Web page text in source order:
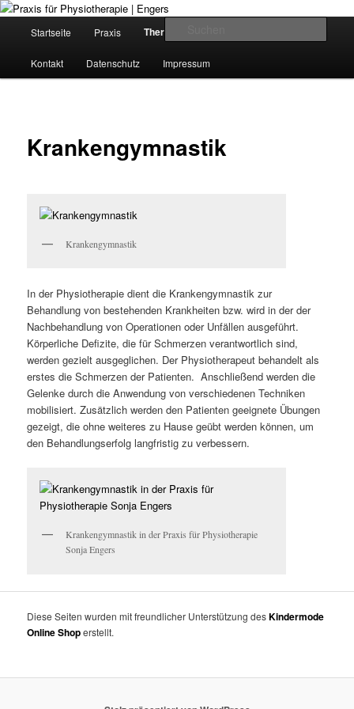
Zum
wechseln
Praxis für Physiotherapie | Engers
Krankengymnastik in Girod-Kleinholbach
p
Startseite Praxis Therapieangebote
Kontakt Datenschutz Impressum
Krankengymnastik
Krankengymnastik
In der Physiotherapie dient die Krankengymnastik zur
Behandlung von bestehenden Krankheiten bzw. wird in der der
Nachbehandlung von Operationen oder Unfällen ausgeführt.
Körperliche Defizite, die für Schmerzen verantwortlich sind,
werden gezielt ausgeglichen. Der Physiotherapeut behandelt als
erstes die Schmerzen der Patienten. Anschließend werden die
Gelenke durch die Anwendung von verschiedenen Techniken
mobilisiert. Zusätzlich werden den Patienten geeignete Übungen
gezeigt, die ohne weiteres zu Hause geübt werden können, um
den Behandlungserfolg langfristig zu verbessern.
Krankengymnastik in der Praxis für Physiotherapie
Sonja Engers
Diese Seiten wurden mit freundlicher Unterstützung desKindermode
Online Shoperstellt.